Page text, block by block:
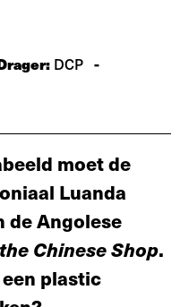
DCP -
moet de
Luanda
Angolese
Chinese Shop.
plastic